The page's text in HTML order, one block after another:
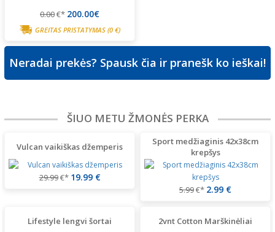
0.00€* 200.00€
GREITAS PRISTATYMAS (0 €)
Neradai prekės? Spausk čia ir pranešk ko ieškai!
ŠIUO METU ŽMONĖS PERKA
Vulcan vaikiškas džemperis
29.99€* 19.99 €
Sport medžiaginis 42x38cm
krepšys
5.99€* 2.99 €
Lifestyle lengvi šortai 2vnt Cotton Marškinėliai